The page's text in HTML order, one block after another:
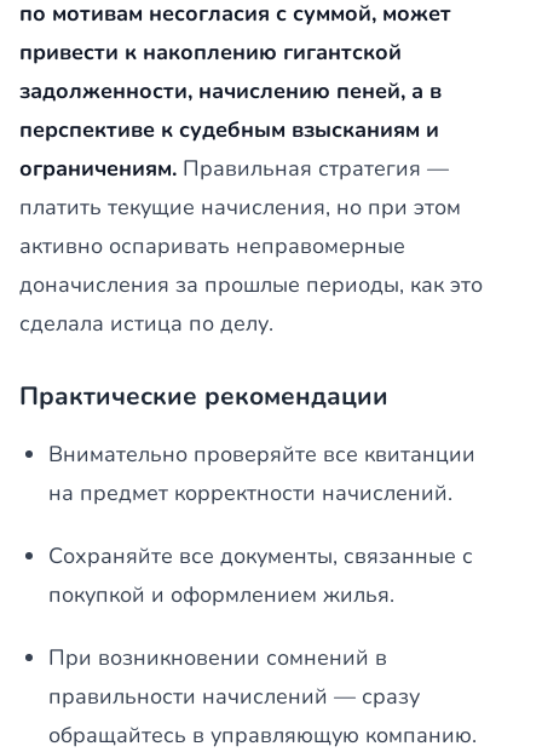
по мотивам несогласия с суммой, может
привести к накоплению гигантской
задолженности, начислению пеней, а в
перспективе к судебным взысканиям и
ограничениям. Правильная стратегия —
платить текущие начисления, но при этом
активно оспаривать неправомерные
доначисления за прошлые периоды, как это
сделала истица по делу.
Практические рекомендации
Внимательно проверяйте все квитанции
на предмет корректности начислений.
Сохраняйте все документы, связанные с
покупкой и оформлением жилья.
При возникновении сомнений в
правильности начислений — сразу
обращайтесь в управляющую компанию.